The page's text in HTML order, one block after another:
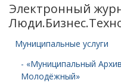
Электронный
Муниципальные услуги
- «Муниципальный
Молодёжный»